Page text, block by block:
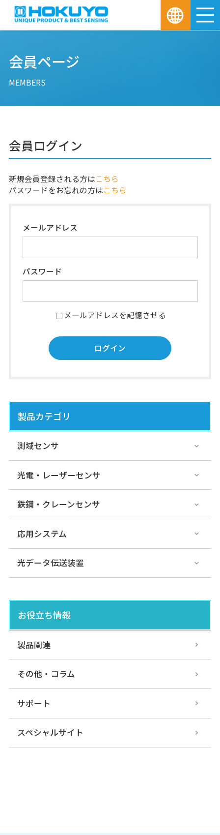
会員ページ
MEMBERS
会員ログイン
新規会員登録される方はこちら
パスワードをお忘れの方はこちら
メールアドレス
パスワード
メールアドレスを記憶させる
製品カテゴリ
測域センサ
光電・レーザーセンサ
鉄鋼・クレーンセンサ
応用システム
光データ伝送装置
お役立ち情報
製品関連
その他・コラム
サポート
スペシャルサイト